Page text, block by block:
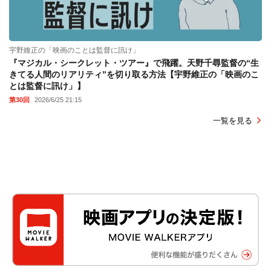
宇野維正の「映画のことは監督に訊け」
『マジカル・シークレット・ツアー』で飛躍。天野千尋監督の“生
きてる人間のリアリティ”を切り取る方法【宇野維正の「映画のこ
とは監督に訊け」】
第30回 2026/6/25 21:15
一覧を見る